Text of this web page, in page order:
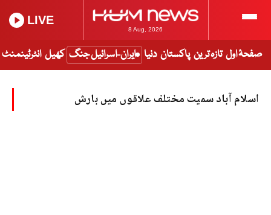
8 Aug, 2026
LIVE
صفحۂ اول تازہ ترین پاکستان دنیا ایران-اسرائیل جنگ کھیل انٹرٹینمنٹ
اسلام آباد سمیت مختلف علاقوں میں بارش